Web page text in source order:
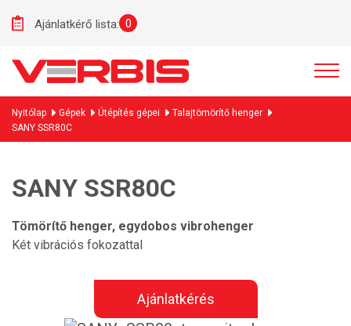
Ajánlatkérő lista: 0
Nyitólap Gépek Útépítés gépei
Talajtömörítő henger
SANY SSR80C
SANY SSR80C
Tömörítő henger, egydobos vibrohenger
Két vibrációs fokozattal
Ajánlatkérés